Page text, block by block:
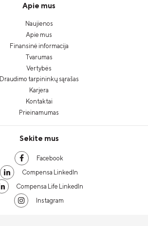
Apie mus
Naujienos
Apie mus
Finansinė informacija
Tvarumas
Vertybės
Draudimo tarpininkų sąrašas
Karjera
Kontaktai
Prieinamumas
Sekite mus
Facebook
Compensa LinkedIn
Compensa Life LinkedIn
Instagram